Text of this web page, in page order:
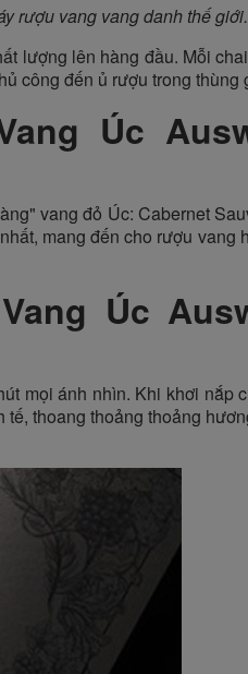
rượu vang vang danh thế giới.
lượng lên hàng đầu. Mỗi
công đến ủ rượu trong thùng
Úc
vang đỏ Úc: Cabernet
mang đến cho rượu vang
Úc
mọi ánh nhìn. Khi khơi nắp
thoang thoảng thoảng